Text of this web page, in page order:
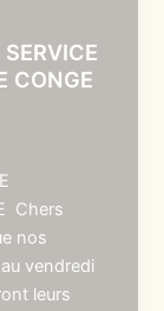
CONGE
Chers
nos
vendredi
leurs